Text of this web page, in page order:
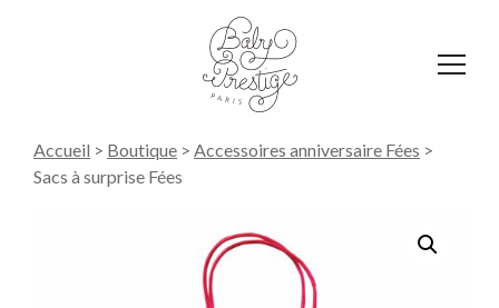
Accueil > Boutique > Accessoires anniversaire Fées >
Sacs à surprise Fées